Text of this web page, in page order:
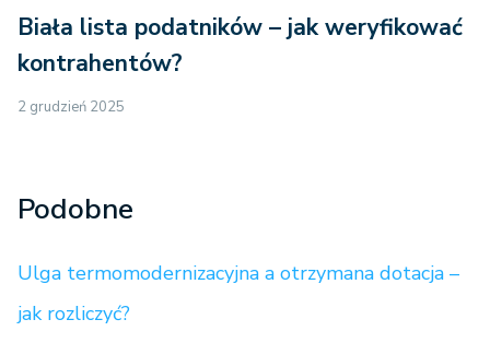
Biała lista podatników – jak weryfikować
kontrahentów?
2 grudzień 2025
Podobne
Ulga termomodernizacyjna a otrzymana dotacja –
jak rozliczyć?